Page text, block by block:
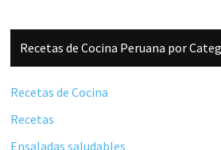
Barra
lateral
principal
Recetas de Cocina Peruana por
Recetas de Cocina
Recetas
Ensaladas saludables